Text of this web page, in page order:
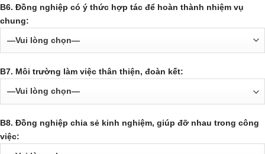
B6. Đồng nghiệp có ý thức hợp tác để hoàn thành nhiệm vụ
chung:
B7. Môi trường làm việc thân thiện, đoàn kết:
B8. Đồng nghiệp chia sẻ kinh nghiệm, giúp đỡ nhau trong công
việc: